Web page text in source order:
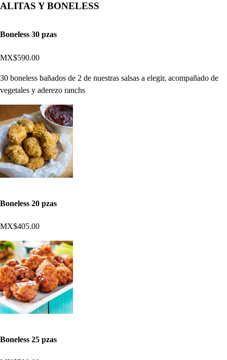
ALITAS Y BONELESS
Boneless 30 pzas
MX$590.00
30 boneless bañados de 2 de nuestras salsas a elegir, acompañado de
vegetales y aderezo ranchs
Boneless 20 pzas
MX$405.00
Boneless 25 pzas